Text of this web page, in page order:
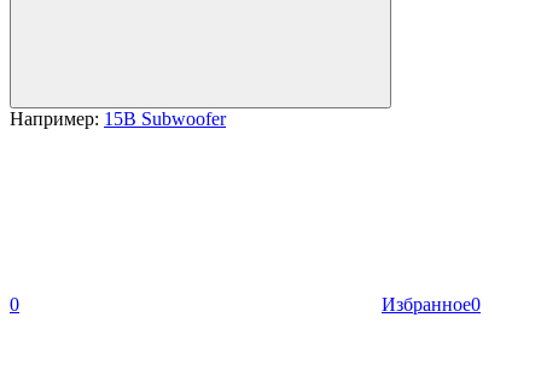
Например: 15B Subwoofer
0 Избранное0